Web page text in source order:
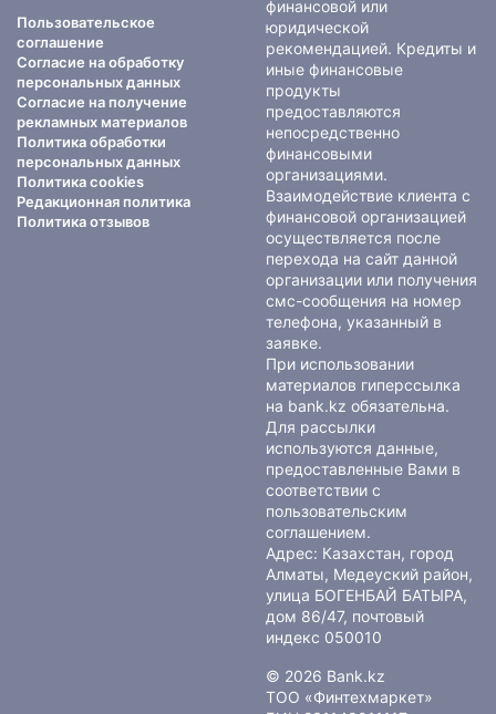
Пользовательское
соглашение
Согласие на обработку
персональных данных
Согласие на получение
рекламных материалов
Политика обработки
персональных данных
Политика cookies
Редакционная политика
Политика отзывов
финансовой или
юридической
рекомендацией. Кредиты и
иные финансовые
продукты
предоставляются
непосредственно
финансовыми
организациями.
Взаимодействие клиента с
финансовой организацией
осуществляется после
перехода на сайт данной
организации или получения
смс-сообщения на номер
телефона, указанный в
заявке.
При использовании
материалов гиперссылка
на bank.kz обязательна.
Для рассылки
используются данные,
предоставленные Вами в
соответствии с
пользовательским
соглашением.
Адрес: Казахстан, город
Алматы, Медеуский район,
улица БОГЕНБАЙ БАТЫРА,
дом 86/47, почтовый
индекс 050010
© 2026 Bank.kz
ТОО «Финтехмаркет»